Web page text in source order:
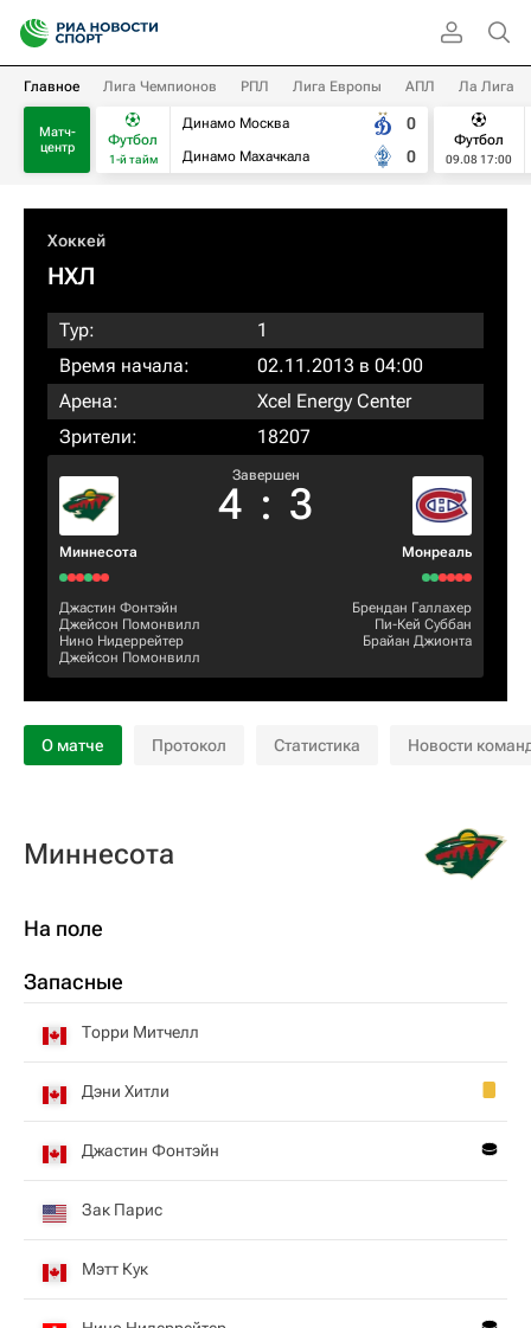
Главное Лига Чемпионов РПЛ Лига Европы АПЛ Ла Лига
Матч-
центр
Футбол
1-й тайм
Динамо Москва
Динамо Махачкала
0
0
Футбол
09.08 17:00
Хоккей
НХЛ
Тур:
1
Время начала:
02.11.2013 в 04:00
Арена:
Xcel Energy Center
Зрители:
18207
Миннесота
Завершен
4 : 3
Монреаль
Джастин Фонтэйн
Джейсон Помонвилл
Нино Нидеррейтер
Джейсон Помонвилл
Брендан Галлахер
Пи-Кей Суббан
Брайан Джионта
О матче Протокол Статистика Новости
Миннесота
На поле
Запасные
Торри Митчелл
Дэни Хитли
Джастин Фонтэйн
Зак Парис
Мэтт Кук